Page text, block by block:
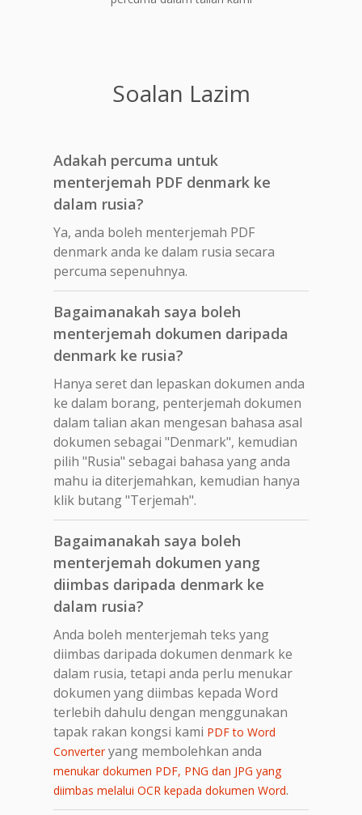
Soalan Lazim
Adakah percuma untuk
menterjemah PDF denmark ke
dalam rusia?
Ya, anda boleh menterjemah PDF
denmark anda ke dalam rusia secara
percuma sepenuhnya.
Bagaimanakah saya boleh
menterjemah dokumen daripada
denmark ke rusia?
Hanya seret dan lepaskan dokumen anda
ke dalam borang, penterjemah dokumen
dalam talian akan mengesan bahasa asal
dokumen sebagai "Denmark", kemudian
pilih "Rusia" sebagai bahasa yang anda
mahu ia diterjemahkan, kemudian hanya
klik butang "Terjemah".
Bagaimanakah saya boleh
menterjemah dokumen yang
diimbas daripada denmark ke
dalam rusia?
Anda boleh menterjemah teks yang
diimbas daripada dokumen denmark ke
dalam rusia, tetapi anda perlu menukar
dokumen yang diimbas kepada Word
terlebih dahulu dengan menggunakan
tapak rakan kongsi kami PDF to Word
Converteryang membolehkan anda
menukar dokumen PDF, PNG dan JPG yang
diimbas melalui OCR kepada dokumen Word.